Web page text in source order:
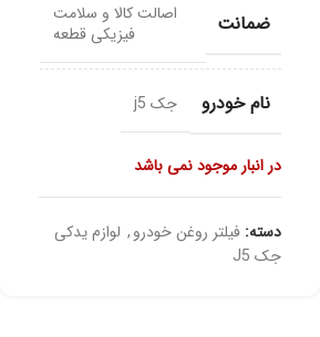
ضمانت
اصالت کالا و سلامت
فیزیکی قطعه
نام خودرو جک j5
در انبار موجود نمی باشد
دسته: فیلتر روغن خودرو, لوازم یدکی
جک J5